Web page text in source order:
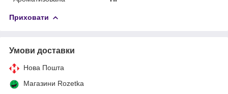
Приховати
Умови доставки
Нова Пошта
Магазини Rozetka